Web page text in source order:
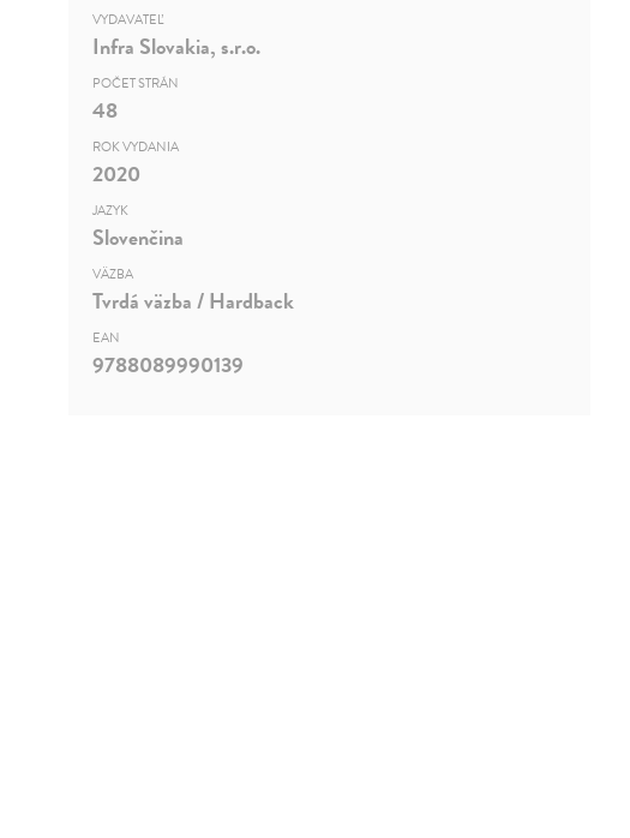
VYDAVATEĽ
Infra Slovakia, s.r.o.
POČET STRÁN
48
ROK VYDANIA
2020
JAZYK
Slovenčina
VÄZBA
Tvrdá väzba / Hardback
EAN
9788089990139